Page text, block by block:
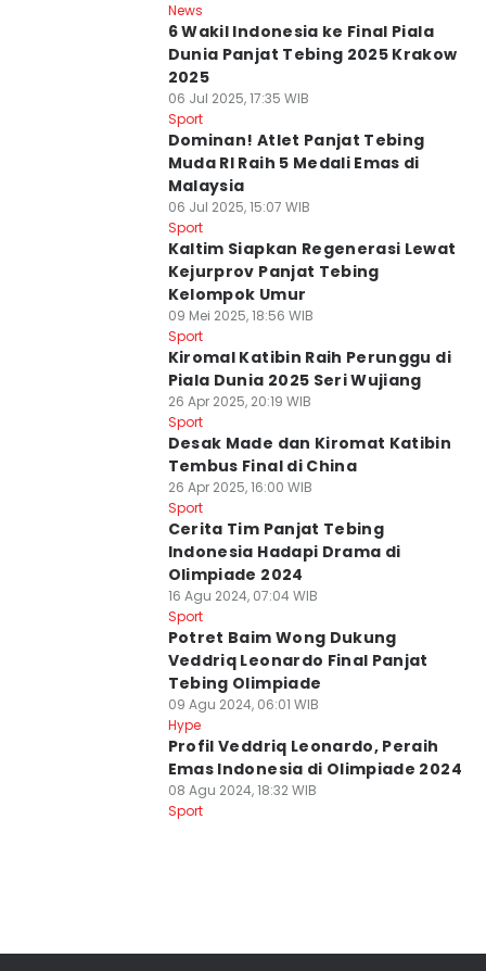
News
6 Wakil Indonesia ke Final Piala
Dunia Panjat Tebing 2025 Krakow
2025
06 Jul 2025, 17:35 WIB
Sport
Dominan! Atlet Panjat Tebing
Muda RI Raih 5 Medali Emas di
Malaysia
06 Jul 2025, 15:07 WIB
Sport
Kaltim Siapkan Regenerasi Lewat
Kejurprov Panjat Tebing
Kelompok Umur
09 Mei 2025, 18:56 WIB
Sport
Kiromal Katibin Raih Perunggu di
Piala Dunia 2025 Seri Wujiang
26 Apr 2025, 20:19 WIB
Sport
Desak Made dan Kiromat Katibin
Tembus Final di China
26 Apr 2025, 16:00 WIB
Sport
Cerita Tim Panjat Tebing
Indonesia Hadapi Drama di
Olimpiade 2024
16 Agu 2024, 07:04 WIB
Sport
Potret Baim Wong Dukung
Veddriq Leonardo Final Panjat
Tebing Olimpiade
09 Agu 2024, 06:01 WIB
Hype
Profil Veddriq Leonardo, Peraih
Emas Indonesia di Olimpiade 2024
08 Agu 2024, 18:32 WIB
Sport